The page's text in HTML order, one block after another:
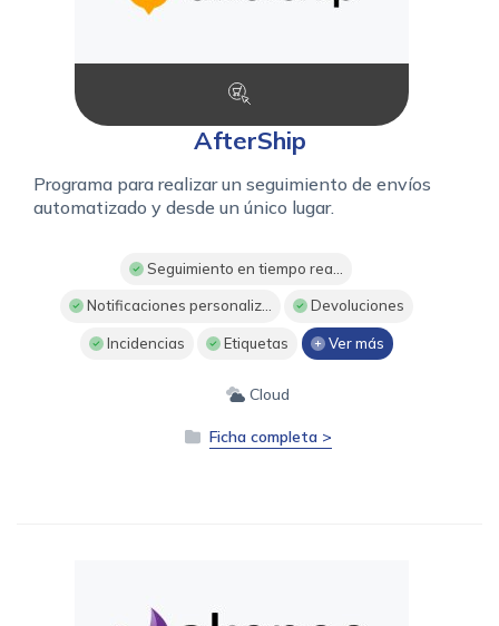
AfterShip
Programa para realizar un seguimiento de envíos
automatizado y desde un único lugar.
Seguimiento en tiempo rea...
Notificaciones personaliz... Devoluciones
Incidencias Etiquetas Ver más
Cloud
Ficha completa >